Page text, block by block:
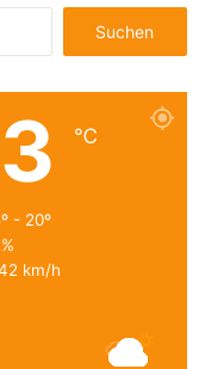
nach:
℃
- 20º
km/h